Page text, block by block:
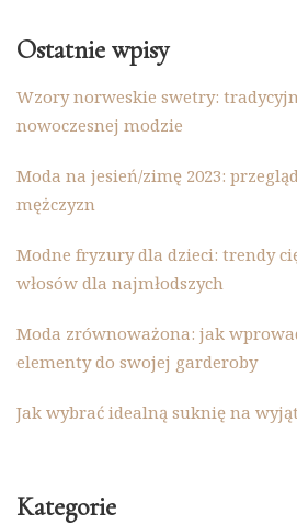
Ostatnie wpisy
Wzory norweskie swetry:
nowoczesnej modzie
Moda na jesień/zimę 2023:
mężczyzn
Modne fryzury dla dzieci: trendy
włosów dla najmłodszych
Moda zrównoważona: jak
elementy do swojej garderoby
Jak wybrać idealną suknię na
Kategorie